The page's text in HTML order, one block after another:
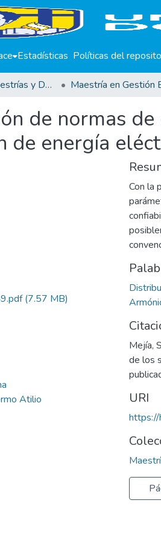
Estadísticas Políticas del
Trabajos de Maestrías y Doctorados
de normas
de energía
(7.57 MB)
Atilio
Con la
Mejía,
de los
URI